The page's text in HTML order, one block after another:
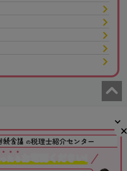
の税理士紹介センター
ったら
相続会議利用規約
者情報の外部送信 プライバシーポータル